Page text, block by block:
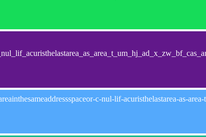
c-nul-lif-acuristhelastarea-as-